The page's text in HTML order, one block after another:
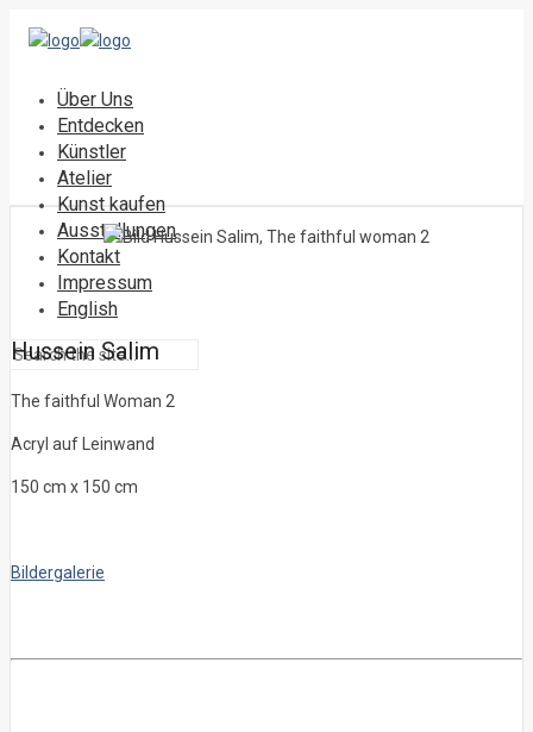
Über Uns
Entdecken
Künstler
Atelier
Kunst kaufen
Ausstellungen
Kontakt
Impressum
English
Hussein Salim
The faithful Woman 2
Acryl auf Leinwand
150 cm x 150 cm
Bildergalerie